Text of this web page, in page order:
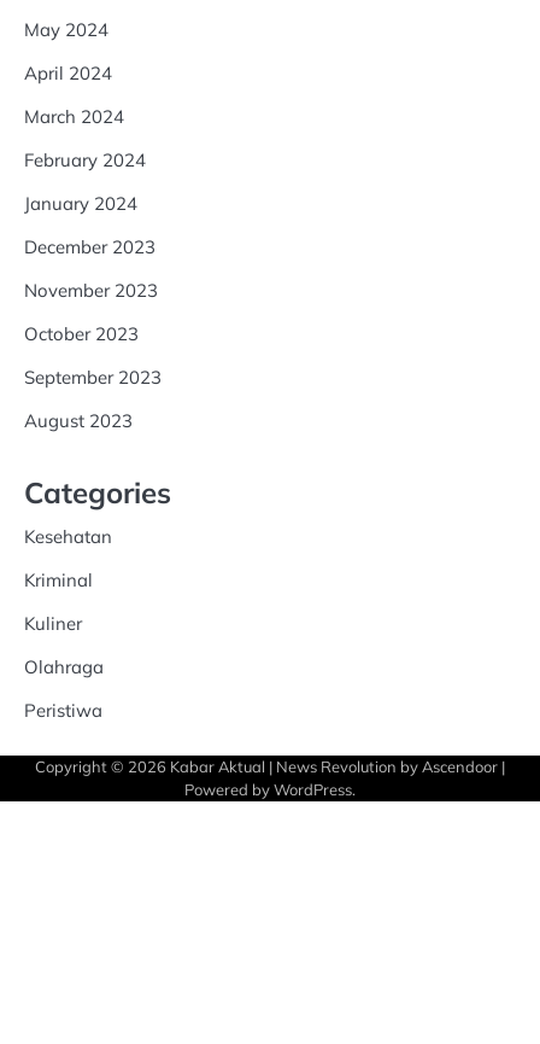
May 2024
April 2024
March 2024
February 2024
January 2024
December 2023
November 2023
October 2023
September 2023
August 2023
Categories
Kesehatan
Kriminal
Kuliner
Olahraga
Peristiwa
Copyright © 2026 Kabar Aktual | News Revolution byAscendoor |
Powered byWordPress.